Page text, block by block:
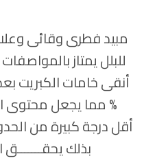
مبيد فطرى وقائى
للبلل يمتاز
% مما يجعل محتوى
أقل درجة كبيرة من
بذلك